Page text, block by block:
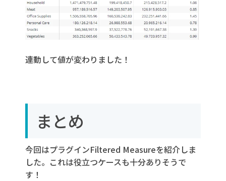
連動して値が変わりました！
まとめ
今回はプラグインFiltered Measureを紹介しま
した。これは役立つケースも十分ありそうで
す！